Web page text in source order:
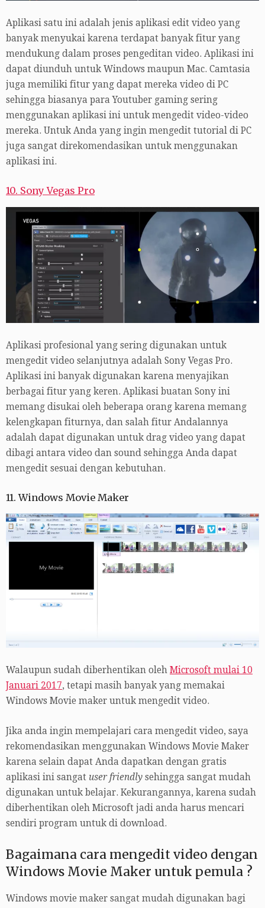
Aplikasi satu ini adalah jenis aplikasi edit video yang
banyak menyukai karena terdapat banyak fitur yang
mendukung dalam proses pengeditan video. Aplikasi ini
dapat diunduh untuk Windows maupun Mac. Camtasia
juga memiliki fitur yang dapat mereka video di PC
sehingga biasanya para Youtuber gaming sering
menggunakan aplikasi ini untuk mengedit video-video
mereka. Untuk Anda yang ingin mengedit tutorial di PC
juga sangat direkomendasikan untuk menggunakan
aplikasi ini.
10. Sony Vegas Pro
Aplikasi profesional yang sering digunakan untuk
mengedit video selanjutnya adalah Sony Vegas Pro.
Aplikasi ini banyak digunakan karena menyajikan
berbagai fitur yang keren. Aplikasi buatan Sony ini
memang disukai oleh beberapa orang karena memang
kelengkapan fiturnya, dan salah fitur Andalannya
adalah dapat digunakan untuk drag video yang dapat
dibagi antara video dan sound sehingga Anda dapat
mengedit sesuai dengan kebutuhan.
11. Windows Movie Maker
Walaupun sudah diberhentikan oleh Microsoft mulai 10
Januari 2017, tetapi masih banyak yang memakai
Windows Movie maker untuk mengedit video.
Jika anda ingin mempelajari cara mengedit video, saya
rekomendasikan menggunakan Windows Movie Maker
karena selain dapat Anda dapatkan dengan gratis
aplikasi ini sangat user friendly sehingga sangat mudah
digunakan untuk belajar. Kekurangannya, karena sudah
diberhentikan oleh Microsoft jadi anda harus mencari
sendiri program untuk di download.
Bagaimana cara mengedit video dengan
Windows Movie Maker untuk pemula ?
Windows movie maker sangat mudah digunakan bagi